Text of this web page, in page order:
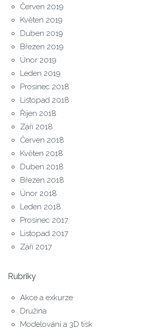
Červen 2019
Květen 2019
Duben 2019
Březen 2019
Únor 2019
Leden 2019
Prosinec 2018
Listopad 2018
Říjen 2018
Září 2018
Červen 2018
Květen 2018
Duben 2018
Březen 2018
Únor 2018
Leden 2018
Prosinec 2017
Listopad 2017
Září 2017
Rubriky
Akce a exkurze
Družina
Modelování a 3D tisk